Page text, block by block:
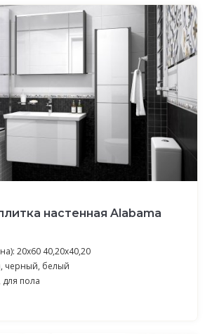
настенная Alabama
20x60 40,20x40,20
черный, белый
пола